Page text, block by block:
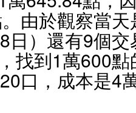
由於觀察當
日）還有9個
找到1萬600
口，成本是4